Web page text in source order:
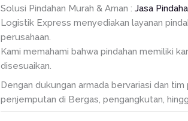
Solusi Pindahan Murah & Aman :Jasa
Logistik Express menyediakan layanan
perusahaan.
Kami memahami bahwa pindahan memiliki
disesuaikan.
Dengan dukungan armada bervariasi dan
penjemputan di Bergas, pengangkutan,